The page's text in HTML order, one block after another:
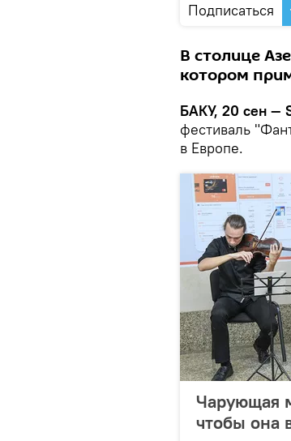
Подписаться
В столице
котором
БАКУ, 20 сен —
фестиваль
в Европе.
Чарующая
чтобы она